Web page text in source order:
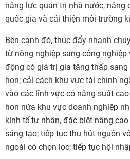
năng lực quản trị nhà nước, nâng
quốc gia và cải thiện môi trường
Bên cạnh đó, thúc đẩy nhanh
từ nông nghiệp sang công
động có giá trị gia tăng thấp
hơn; cải cách khu vực tài chính
vào các lĩnh vực có năng suất
hơn nữa khu vực doanh nghiệp
kinh tế tư nhân, đặc biệt nâng
sáng tạo; tiếp tục thu hút nguồn
ngoài có chọn lọc; tiếp tục hội